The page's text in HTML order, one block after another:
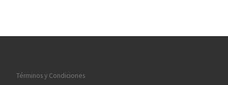
Términos y Condiciones